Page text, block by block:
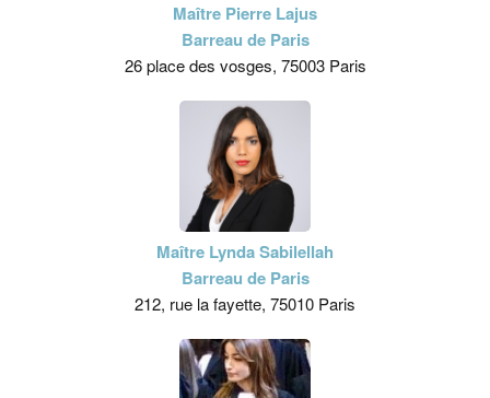
Maître Pierre Lajus
Barreau de Paris
26 place des vosges, 75003 Paris
Maître Lynda Sabilellah
Barreau de Paris
212, rue la fayette, 75010 Paris